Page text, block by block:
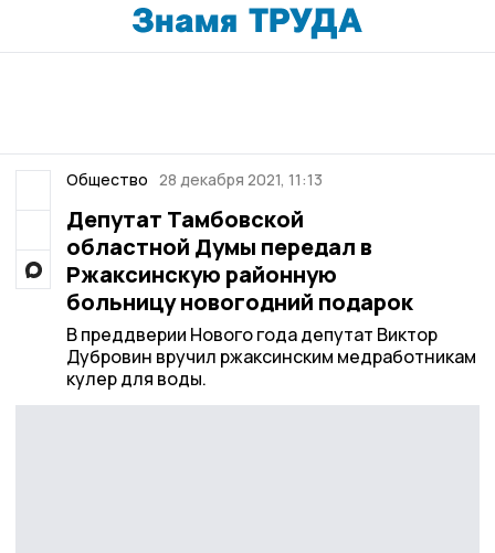
Общество 28 декабря 2021, 11:13
Депутат Тамбовской
областной Думы передал в
Ржаксинскую районную
больницу новогодний подарок
В преддверии Нового года депутат Виктор
Дубровин вручил ржаксинским медработникам
кулер для воды.